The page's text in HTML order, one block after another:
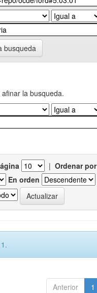
busqueda
la busqueda.
| Ordenar por
En orden
Anterior 1